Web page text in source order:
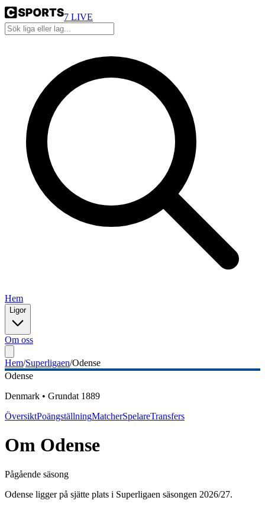
7 LIVE
Hem
Ligor
Om oss
Hem/Superligaen/Odense
Odense
Denmark • Grundat 1889
ÖversiktPoängställningMatcherSpelareTransfers
Om Odense
Pågående säsong
Odense ligger på sjätte plats i Superligaen säsongen 2026/27.